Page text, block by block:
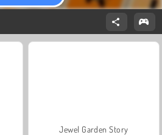
Jewel Garden Story